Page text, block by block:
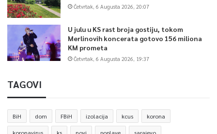
Četvrtak, 6 Augusta 2026, 20:07
U julu u KS rast broja gostiju, tokom
Merlinovih koncerata gotovo 156 miliona
KM prometa
Četvrtak, 6 Augusta 2026, 19:37
TAGOVI
BiH dom FBiH izolacija kcus korona
koronavirus ks novi poplave sarajevo